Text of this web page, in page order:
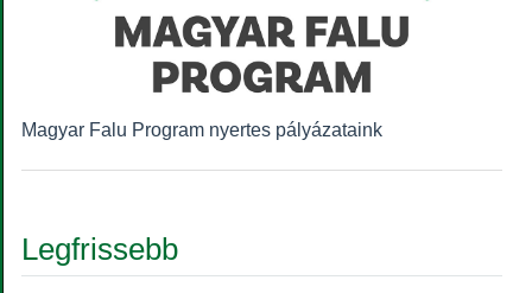
Magyar Falu Program nyertes pályázataink
Legfrissebb